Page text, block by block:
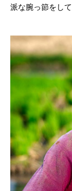
派な腕っ節をし